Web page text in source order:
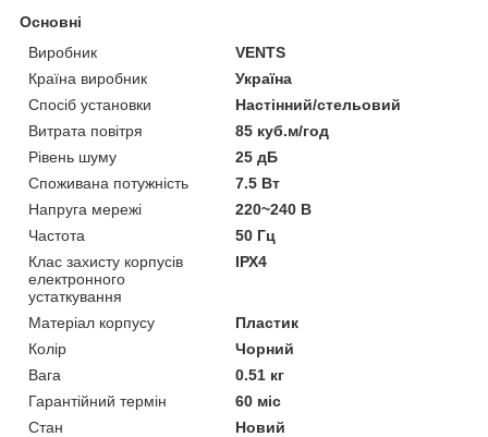
Основні
Виробник
VENTS
Країна виробник
Україна
Спосіб установки
Настінний/стельовий
Витрата повітря
85 куб.м/год
Рівень шуму
25 дБ
Споживана потужність
7.5 Вт
Напруга мережі
220~240 В
Частота
50 Гц
Клас захисту корпусів
електронного
устаткування
ІРХ4
Матеріал корпусу
Пластик
Колір
Чорний
Вага
0.51 кг
Гарантійний термін
60 міс
Стан
Новий